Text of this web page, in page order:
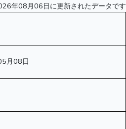
年08月06日に更新されたデータです
月08日